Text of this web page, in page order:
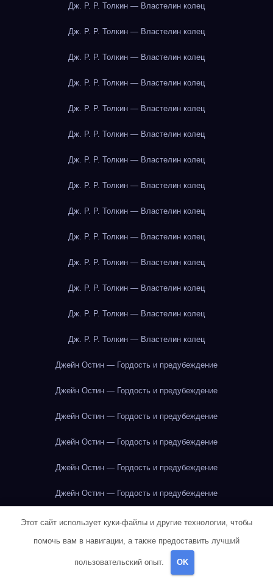
Дж. Р. Р. Толкин — Властелин колец
Дж. Р. Р. Толкин — Властелин колец
Дж. Р. Р. Толкин — Властелин колец
Дж. Р. Р. Толкин — Властелин колец
Дж. Р. Р. Толкин — Властелин колец
Дж. Р. Р. Толкин — Властелин колец
Дж. Р. Р. Толкин — Властелин колец
Дж. Р. Р. Толкин — Властелин колец
Дж. Р. Р. Толкин — Властелин колец
Дж. Р. Р. Толкин — Властелин колец
Дж. Р. Р. Толкин — Властелин колец
Дж. Р. Р. Толкин — Властелин колец
Дж. Р. Р. Толкин — Властелин колец
Дж. Р. Р. Толкин — Властелин колец
Джейн Остин — Гордость и предубеждение
Джейн Остин — Гордость и предубеждение
Джейн Остин — Гордость и предубеждение
Джейн Остин — Гордость и предубеждение
Джейн Остин — Гордость и предубеждение
Джейн Остин — Гордость и предубеждение
Джейн Остин — Гордость и предубеждение
Джейн Остин — Гордость и предубеждение
Этот сайт использует куки-файлы и другие технологии, чтобы
помочь вам в навигации, а также предоставить лучший
пользовательский опыт. OK